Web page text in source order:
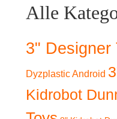
Rainy Day Dunny
(blau) Jon
Alle
3" Designer
Dyzplastic Android
Kidrobot